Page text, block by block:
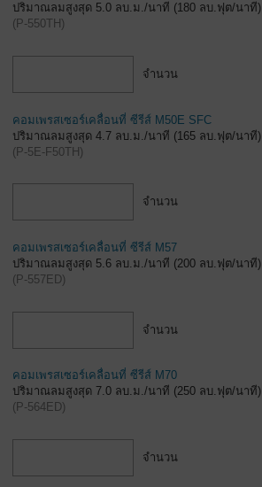
ปริมาณลมสูงสุด 5.0 ลบ.ม./นาที (180 ลบ.ฟุต/นาที)
(P-550TH )
จำนวน
คอมเพรสเซอร์เคลื่อนที่ ซีรีส์ M50E SFC
ปริมาณลมสูงสุด 4.7 ลบ.ม./นาที (165 ลบ.ฟุต/นาที)
(P-5E-F50TH)
จำนวน
คอมเพรสเซอร์เคลื่อนที่ ซีรีส์ M57
ปริมาณลมสูงสุด 5.6 ลบ.ม./นาที (200 ลบ.ฟุต/นาที)
(P-557ED)
จำนวน
คอมเพรสเซอร์เคลื่อนที่ ซีรีส์ M70
ปริมาณลมสูงสุด 7.0 ลบ.ม./นาที (250 ลบ.ฟุต/นาที)
(P-564ED)
จำนวน